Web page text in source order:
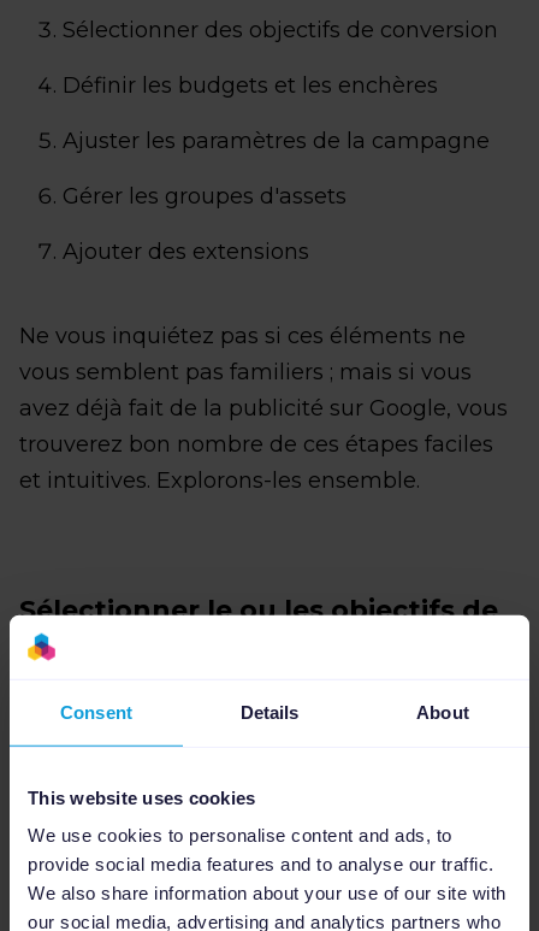
Consent Details About
This website uses cookies
We use cookies to personalise content and ads, to
provide social media features and to analyse our traffic.
We also share information about your use of our site with
our social media, advertising and analytics partners who
Sélectionner des objectifs de conversion
Définir les budgets et les enchères
Ajuster les paramètres de la campagne
Gérer les groupes d'assets
Ajouter des extensions
Ne vous inquiétez pas si ces éléments ne
vous semblent pas familiers ; mais si vous
avez déjà fait de la publicité sur Google, vous
trouverez bon nombre de ces étapes faciles
et intuitives. Explorons-les ensemble.
Sélectionner le ou les objectifs de
votre campagne